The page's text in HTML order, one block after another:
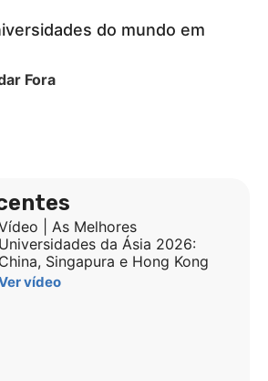
do mundo em
Fora
| As Melhores
Universidades da Ásia 2026:
China, Singapura e Hong Kong
vídeo